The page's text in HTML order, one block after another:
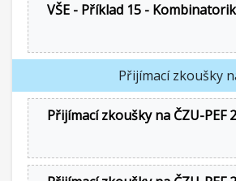
VŠE - Příklad 15 -
Přijímací zkoušky
Přijímací zkoušky na ČZU-PEF